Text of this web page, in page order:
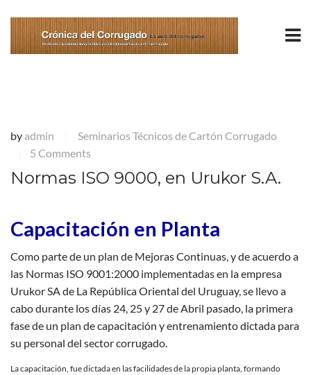
by admin Seminarios Técnicos de Cartón Corrugado
5 Comments
Normas ISO 9000, en Urukor S.A.
Capacitación en Planta
Como parte de un plan de Mejoras Continuas, y de acuerdo a
las Normas ISO 9001:2000 implementadas en la empresa
Urukor SA de La República Oriental del Uruguay, se llevo a
cabo durante losdías 24, 25 y 27 de Abril pasado, la primera
fase de un plan de capacitación y entrenamiento dictada para
su personal del sector corrugado.
La capacitación, fue dictada en las facilidades de la propia planta, formando